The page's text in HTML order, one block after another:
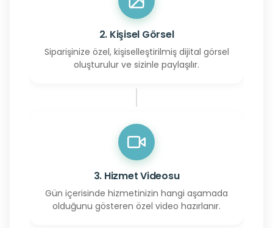
2. Kişisel Görsel
Siparişinize özel, kişiselleştirilmiş dijital görsel
oluşturulur ve sizinle paylaşılır.
3. Hizmet Videosu
Gün içerisinde hizmetinizin hangi aşamada
olduğunu gösteren özel video hazırlanır.